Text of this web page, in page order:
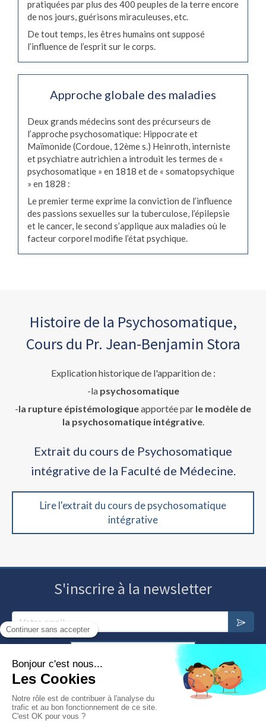
pratiquées par plus des 400 peuples de la terre encore
de nos jours, guérisons miraculeuses, etc.
De tout temps, les êtres humains ont supposé
l’influence de l’esprit sur le corps.
Approche globale des maladies
Deux grands médecins sont des précurseurs de
l’approche psychosomatique: Hippocrate et
Maïmonide (Cordoue, 12ème s.) Heinroth, interniste
et psychiatre autrichien a introduit les termes de «
psychosomatique » en 1818 et de « somatopsychique
» en 1828 :
Le premier terme exprime la conviction de l’influence
des passions sexuelles sur la tuberculose, l’épilepsie
et le cancer, le second s’applique aux maladies où le
facteur corporel modifie l’état psychique.
Histoire de la Psychosomatique,
Cours du Pr. Jean-Benjamin Stora
Explication historique de l'apparition de :
-la psychosomatique
-la rupture épistémologiqueapportée par le modèle de
la psychosomatique intégrative.
Extrait du cours de Psychosomatique
intégrative de la Faculté de Médecine.
Lire l'extrait du cours de psychosomatique
intégrative
S'inscrire à la newsletter
Votre email
Annuaire des psychosomaticiens